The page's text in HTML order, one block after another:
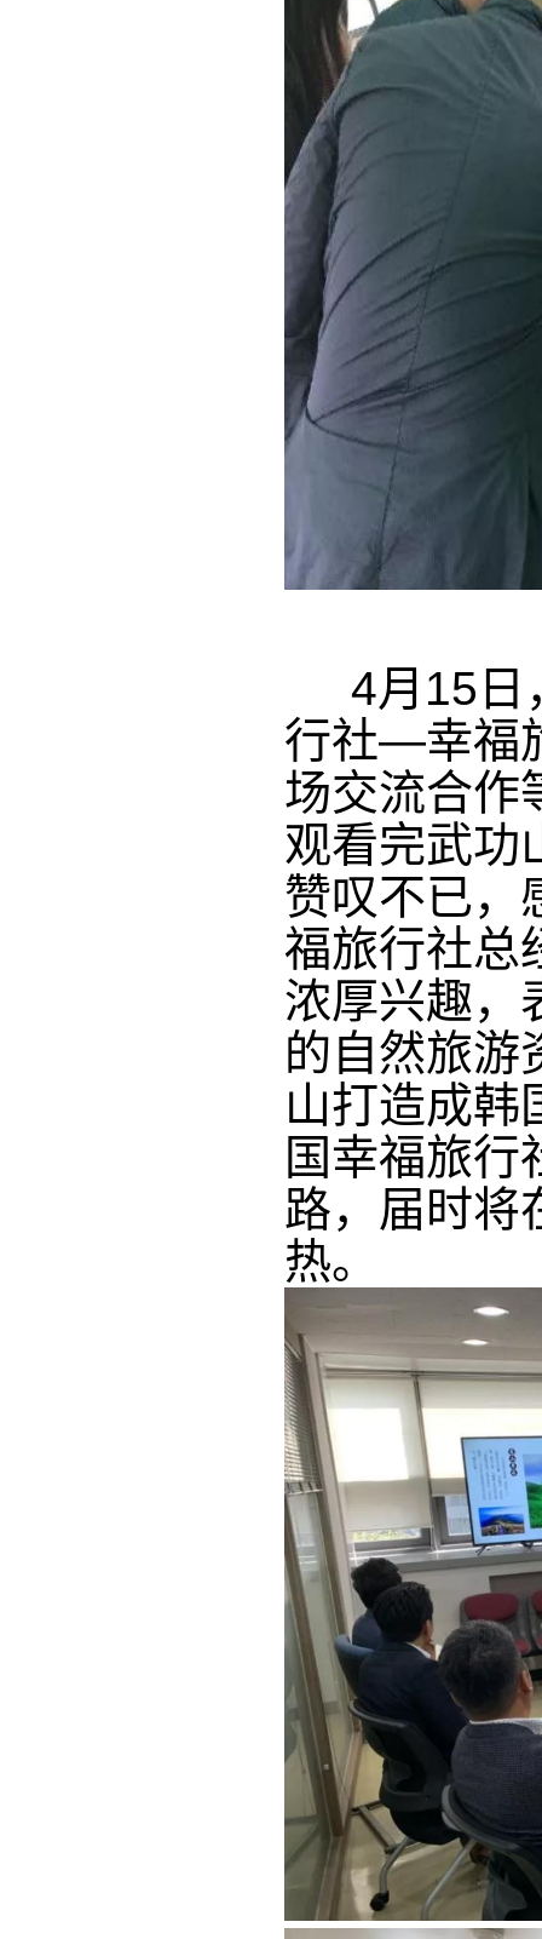
4月15日
行社—幸福
场交流合作
观看完武功
赞叹不已，
福旅行社总
浓厚兴趣，
的自然旅游
山打造成韩
国幸福旅行
路，届时将
热。